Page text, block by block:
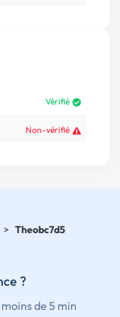
Vérifié
Non-vérifié
> Theobc7d5
?
de 5 min